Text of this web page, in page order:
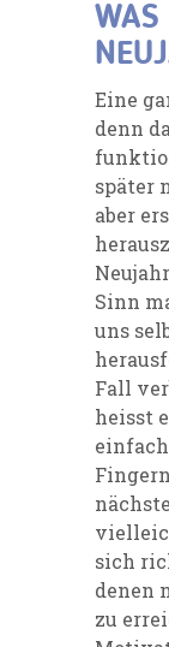
WAS
Eine
denn
später
aber
Sinn
uns
Fall
heisst
sich
denen
zu